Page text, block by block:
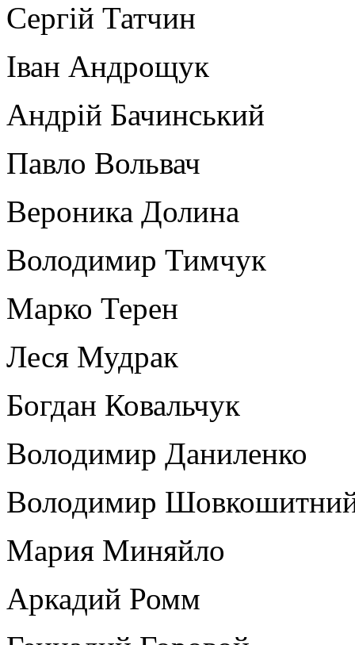
Сергій Татчин
Іван Андрощук
Андрій Бачинський
Павло Вольвач
Вероника Долина
Володимир Тимчук
Марко Терен
Леся Мудрак
Богдан Ковальчук
Володимир Даниленко
Володимир
Мария Миняйло
Аркадий Ромм